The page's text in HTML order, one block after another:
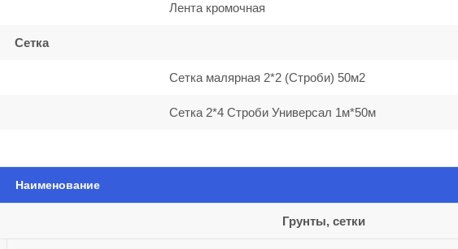
Лента кромочная
Сетка
Сетка малярная 2*2 (Строби) 50м2
Сетка 2*4 Строби Универсал 1м*50м
Наименование
Грунты, сетки